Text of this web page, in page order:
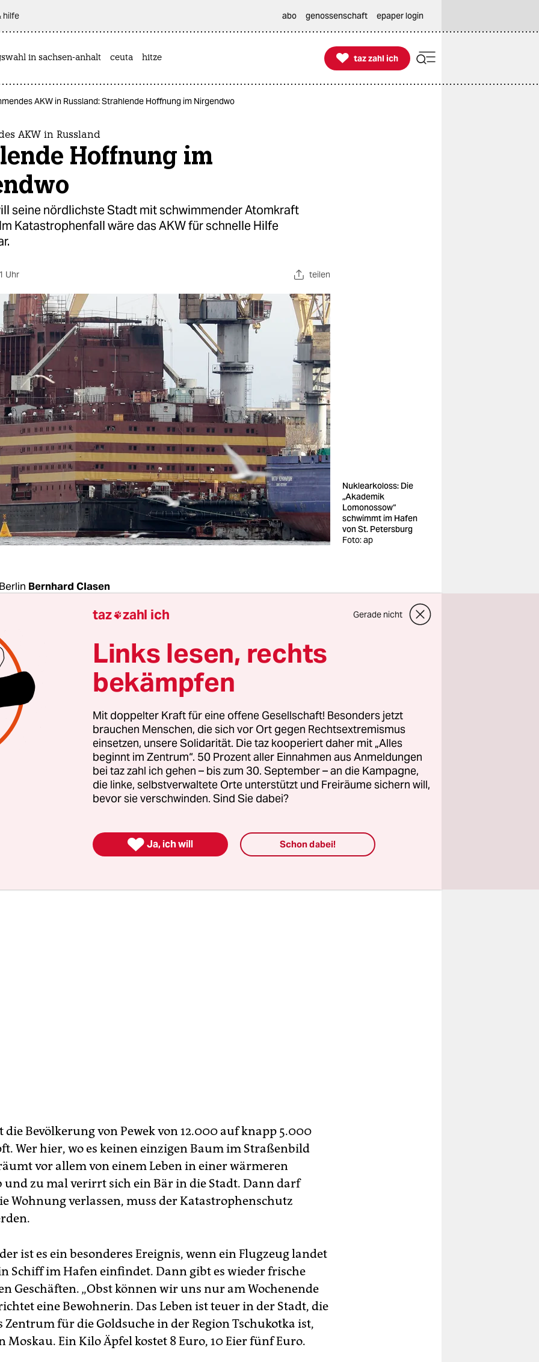
hilfe abo genossenschaft epaper login
in sachsen-anhalt ceuta hitze 
taz zahl ich
taz zahl ich
AKW in Russland: Strahlende Hoffnung im Nirgendwo
AKW in Russland
Hoffnung im
seine nördlichste Stadt mit schwimmender Atomkraft
Katastrophenfall wäre das AKW für schnelle Hilfe
Uhr teilen
Nuklearkoloss: Die
„Akademik
Lomonossow“
schwimmt im Hafen
von St. Petersburg
Foto: ap
Bernhard Clasen
Möwenschreie den verschlafenen Hafen von Pewek, einer
im Fernen Osten Russlands. Doch schon bald
lautstarken Vögel von den Arbeiten zur Befestigung der
übertönt werden. Denn dort soll ein riesiger Lastkahn vor
Lomonossow“, Russlands erstes schwimmendes
wird in den nächsten Wochen oder Monaten – wann
– den Hafen von St. Petersburg verlassen und auf
km lange Reise in Richtung Pewek gehen. Zwei Schiffe
ein weiteres Schiff, das die „Akademik Lomonossow“
die Bevölkerung von Pewek von 12.000 auf knapp 5.000
Wer hier, wo es keinen einzigen Baum im Straßenbild
vor allem von einem Leben in einer wärmeren
und zu mal verirrt sich ein Bär in die Stadt. Dann darf
Wohnung verlassen, muss der Katastrophenschutz
ist es ein besonderes Ereignis, wenn ein Flugzeug landet
Schiff im Hafen einfindet. Dann gibt es wieder frische
Geschäften. „Obst können wir uns nur am Wochenende
eine Bewohnerin. Das Leben ist teuer in der Stadt, die
Zentrum für die Goldsuche in der Region Tschukotka ist,
Moskau. Ein Kilo Äpfel kostet 8 Euro, 10 Eier fünf Euro.
taz zahl ich Gerade nicht
Links lesen, rechts
bekämpfen
Mit doppelter Kraft für eine offene Gesellschaft! Besonders jetzt
brauchen Menschen, die sich vor Ort gegen Rechtsextremismus
einsetzen, unsere Solidarität. Die taz kooperiert daher mit „Alles
beginnt im Zentrum“. 50 Prozent aller Einnahmen aus Anmeldungen
bei taz zahl ich gehen – bis zum 30. September – an die Kampagne,
die linke, selbstverwaltete Orte unterstützt und Freiräume sichern will,
bevor sie verschwinden. Sind Sie dabei?
 Ja, ich will Schon dabei!